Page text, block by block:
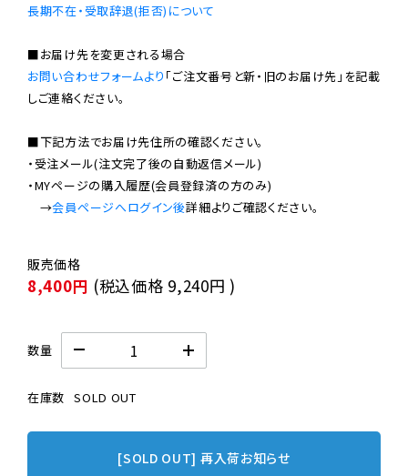
長期不在・受取辞退(拒否)について
お問い合わせフォームより 「ご注文番号と新・旧のお届け先」を記載
しご連絡ください。
■下記方法でお届け先住所の確認ください。
・受注メール(注文完了後の自動返信メール)
・MYページの購入履歴(会員登録済の方のみ)
→会員ページへログイン後
8,400円 (税込価格 9,240円 )
数量
在庫数 SOLD OUT
[SOLD OUT] 再入荷お知らせ